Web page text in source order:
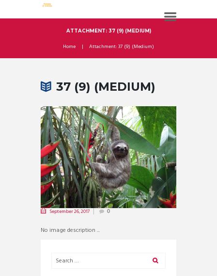
ATTACHMENT: 37 (9) (MEDIUM)
Home Attachment: 37 (9) (Medium)
37 (9) (MEDIUM)
September 26, 2017 0
No image description ...